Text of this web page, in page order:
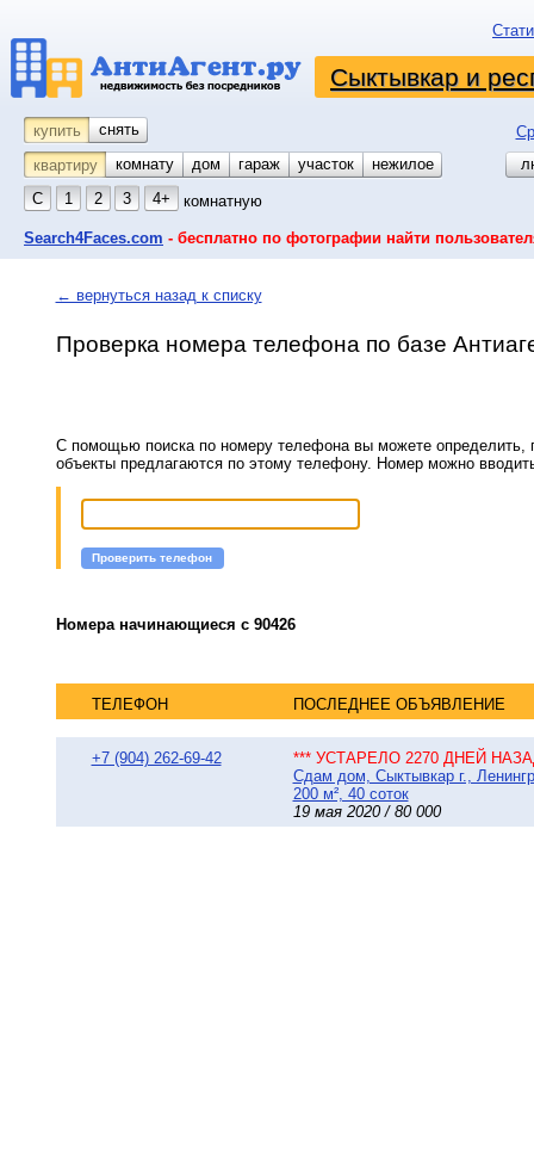
Сыктывкар и
купить снять
квартиру
комнату койко-место
дом гараж участок
нежилое
С
1 2 3 4+ комнатную
Search4Faces.com - бесплатно по фотографии найти
← вернуться назад к списку
Проверка номера телефона по базе
С помощью поиска по номеру телефона вы можете определить,
объекты предлагаются по этому телефону. Номер можно
Проверить телефон
Номера начинающиеся с 90426
ТЕЛЕФОН ПОСЛЕДНЕЕ ОБЪЯВЛЕНИЕ
+7 (904) 262-69-42
*** УСТАРЕЛО 2270 ДНЕЙ
Сдам дом, Сыктывкар г.,
200 м², 40 соток
19 мая 2020 / 80 000